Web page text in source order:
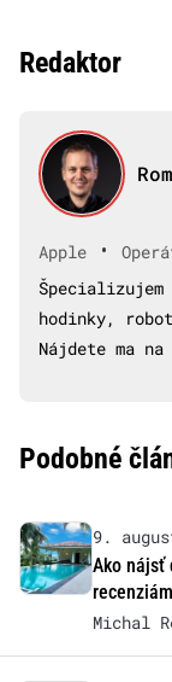
Redaktor
Apple •
Špecializujem
hodinky,
Nájdete ma
Podobné
9.
Ako nájsť
recenziám
Michal